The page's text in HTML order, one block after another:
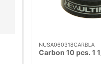
NUSA060318CARBLA
Carbon 10 pcs. 1